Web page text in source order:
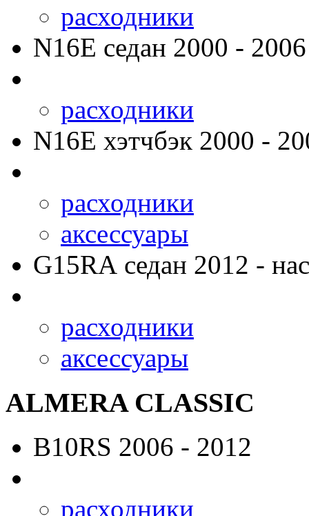
расходники
N16E седан 2000 - 2006
расходники
N16E хэтчбэк 2000 -
расходники
аксессуары
G15RA седан 2012 -
расходники
аксессуары
ALMERA CLASSIC
B10RS 2006 - 2012
расходники